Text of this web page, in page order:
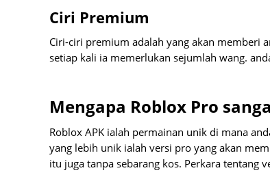
Ciri Premium
Ciri-ciri premium adalah yang akan memberi
setiap kali ia memerlukan sejumlah wang.
Mengapa Roblox Pro
Roblox APK ialah permainan unik di mana
yang lebih unik ialah versi pro yang akan
itu juga tanpa sebarang kos. Perkara tentang